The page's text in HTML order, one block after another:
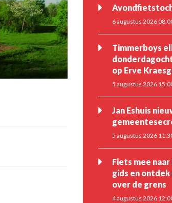
6 augustus 2026
Timmerboys
op Erve
5 augustus 2026
Jan Eshuis
5 augustus 2026
Fiets mee
gids en
over de grens
4 augustus 2026